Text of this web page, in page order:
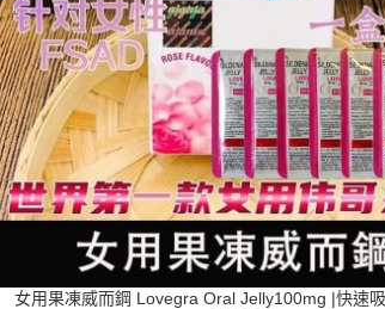
女用果凍威而鋼 Lovegra Oral Jelly100mg |快速